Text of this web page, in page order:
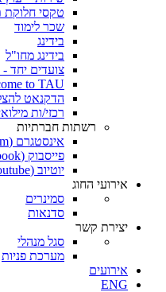
טקסי חלוקת
שכר לימוד
בידינג
בידינג מחו"ל
צועדים יחד
to TAU
הדקנאט
רכזי/ות
רשתות חברתיות
אינסטגרם (Instagram)
פייסבוק (Facebook)
יוטיוב (Youtube)
אירועי החוג
סמינרים
סדנאות
יצירת קשר
סגל מנהלי
מערכת פניות
אירועים
ENG